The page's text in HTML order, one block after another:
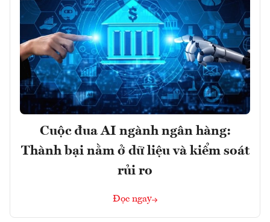
Cuộc đua AI ngành ngân hàng:
Thành bại nằm ở dữ liệu và kiểm soát
rủi ro
Đọc ngay